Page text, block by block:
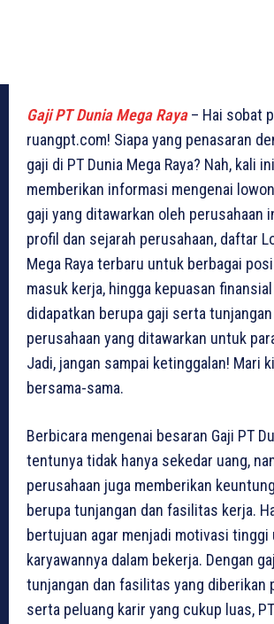
Gaji PT Dunia Mega Raya– Hai sobat
ruangpt.com! Siapa yang penasaran
gaji di PT Dunia Mega Raya? Nah, kali
memberikan informasi mengenai
gaji yang ditawarkan oleh perusahaan
profil dan sejarah perusahaan, daftar
Mega Raya terbaru untuk berbagai
masuk kerja, hingga kepuasan
didapatkan berupa gaji serta
perusahaan yang ditawarkan untuk
Jadi, jangan sampai ketinggalan! Mari
bersama-sama.
Berbicara mengenai besaran Gaji PT
tentunya tidak hanya sekedar uang,
perusahaan juga memberikan
berupa tunjangan dan fasilitas kerja.
bertujuan agar menjadi motivasi tinggi
karyawannya dalam bekerja. Dengan
tunjangan dan fasilitas yang diberikan
serta peluang karir yang cukup luas,